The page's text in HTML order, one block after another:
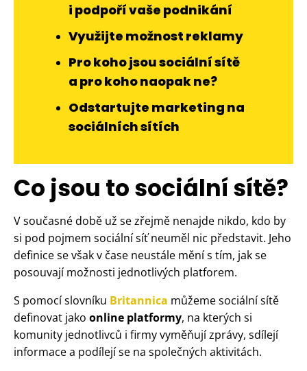
i podpoří vaše podnikání
Využijte možnost reklamy
Pro koho jsou sociální sítě
a pro koho naopak ne?
Odstartujte marketing na
sociálních sítích
Co jsou to sociální sítě?
V současné době už se zřejmě nenajde nikdo, kdo by
si pod pojmem sociální síť neuměl nic představit. Jeho
definice se však v čase neustále mění s tím, jak se
posouvají možnosti jednotlivých platforem.
S pomocí slovníku Britannica můžeme sociální sítě
definovat jako online platformy, na kterých si
komunity jednotlivců i firmy vyměňují zprávy, sdílejí
informace a podílejí se na společných aktivitách.